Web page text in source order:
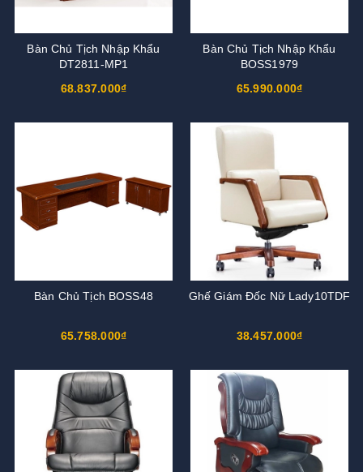
Bàn Chủ Tịch Nhập Khẩu
DT2811-MP1
68.837.000₫
Bàn Chủ Tịch Nhập Khẩu
BOSS1979
65.990.000₫
Bàn Chủ Tịch BOSS48
65.758.000₫
Ghế Giám Đốc Nữ Lady10TDF
38.457.000₫